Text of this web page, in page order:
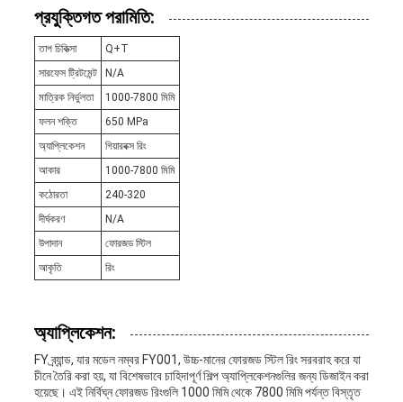
প্রযুক্তিগত পরামিতি:
তাপ চিকিত্সা
Q+T
সারফেস ট্রিটমেন্ট
N/A
মাত্রিক নির্ভুলতা
1000-7800 মিমি
ফলন শক্তি
650 MPa
অ্যাপ্লিকেশন
গিয়ারবক্স রিং
আকার
1000-7800 মিমি
কঠোরতা
240-320
দীর্ঘকরণ
N/A
উপাদান
ফোরজড স্টিল
আকৃতি
রিং
অ্যাপ্লিকেশন:
FY ব্র্যান্ড, যার মডেল নম্বর FY001, উচ্চ-মানের ফোরজড স্টিল রিং সরবরাহ করে যা
চীনে তৈরি করা হয়, যা বিশেষভাবে চাহিদাপূর্ণ শিল্প অ্যাপ্লিকেশনগুলির জন্য ডিজাইন করা
হয়েছে। এই নির্বিঘ্ন ফোরজড রিংগুলি 1000 মিমি থেকে 7800 মিমি পর্যন্ত বিস্তৃত